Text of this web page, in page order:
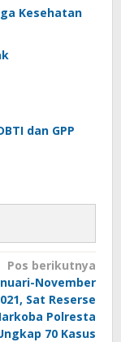
Kesehatan
dan GPP
Pos berikutnya
November
Sat Reserse
Polresta
70 Kasus